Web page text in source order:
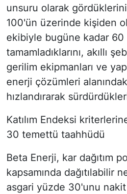
unsuru olarak
100'ün üzerinde kişiden
ekibiyle bugüne kadar 60
tamamladıklarını, akıllı
gerilim ekipmanları ve
enerji çözümleri
hızlandırarak
Katılım Endeksi
30 temettü taahhüdü
Beta Enerji, kar dağıtım
kapsamında dağıtılabilir
asgari yüzde 30'unu nakit